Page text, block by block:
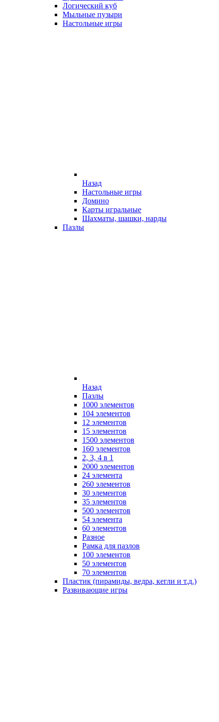
Логический куб
Мыльные пузыри
Настольные игры
Назад
Настольные игры
Домино
Карты игральные
Шахматы, шашки, нарды
Пазлы
Назад
Пазлы
1000 элементов
104 элементов
12 элементов
15 элементов
1500 элементов
160 элементов
2, 3, 4 в 1
2000 элементов
24 элемента
260 элементов
30 элементов
35 элементов
500 элементов
54 элемента
60 элементов
Разное
Рамка для пазлов
100 элементов
50 элементов
70 элементов
Пластик (пирамиды, ведра, кегли и т.д.)
Развивающие игры